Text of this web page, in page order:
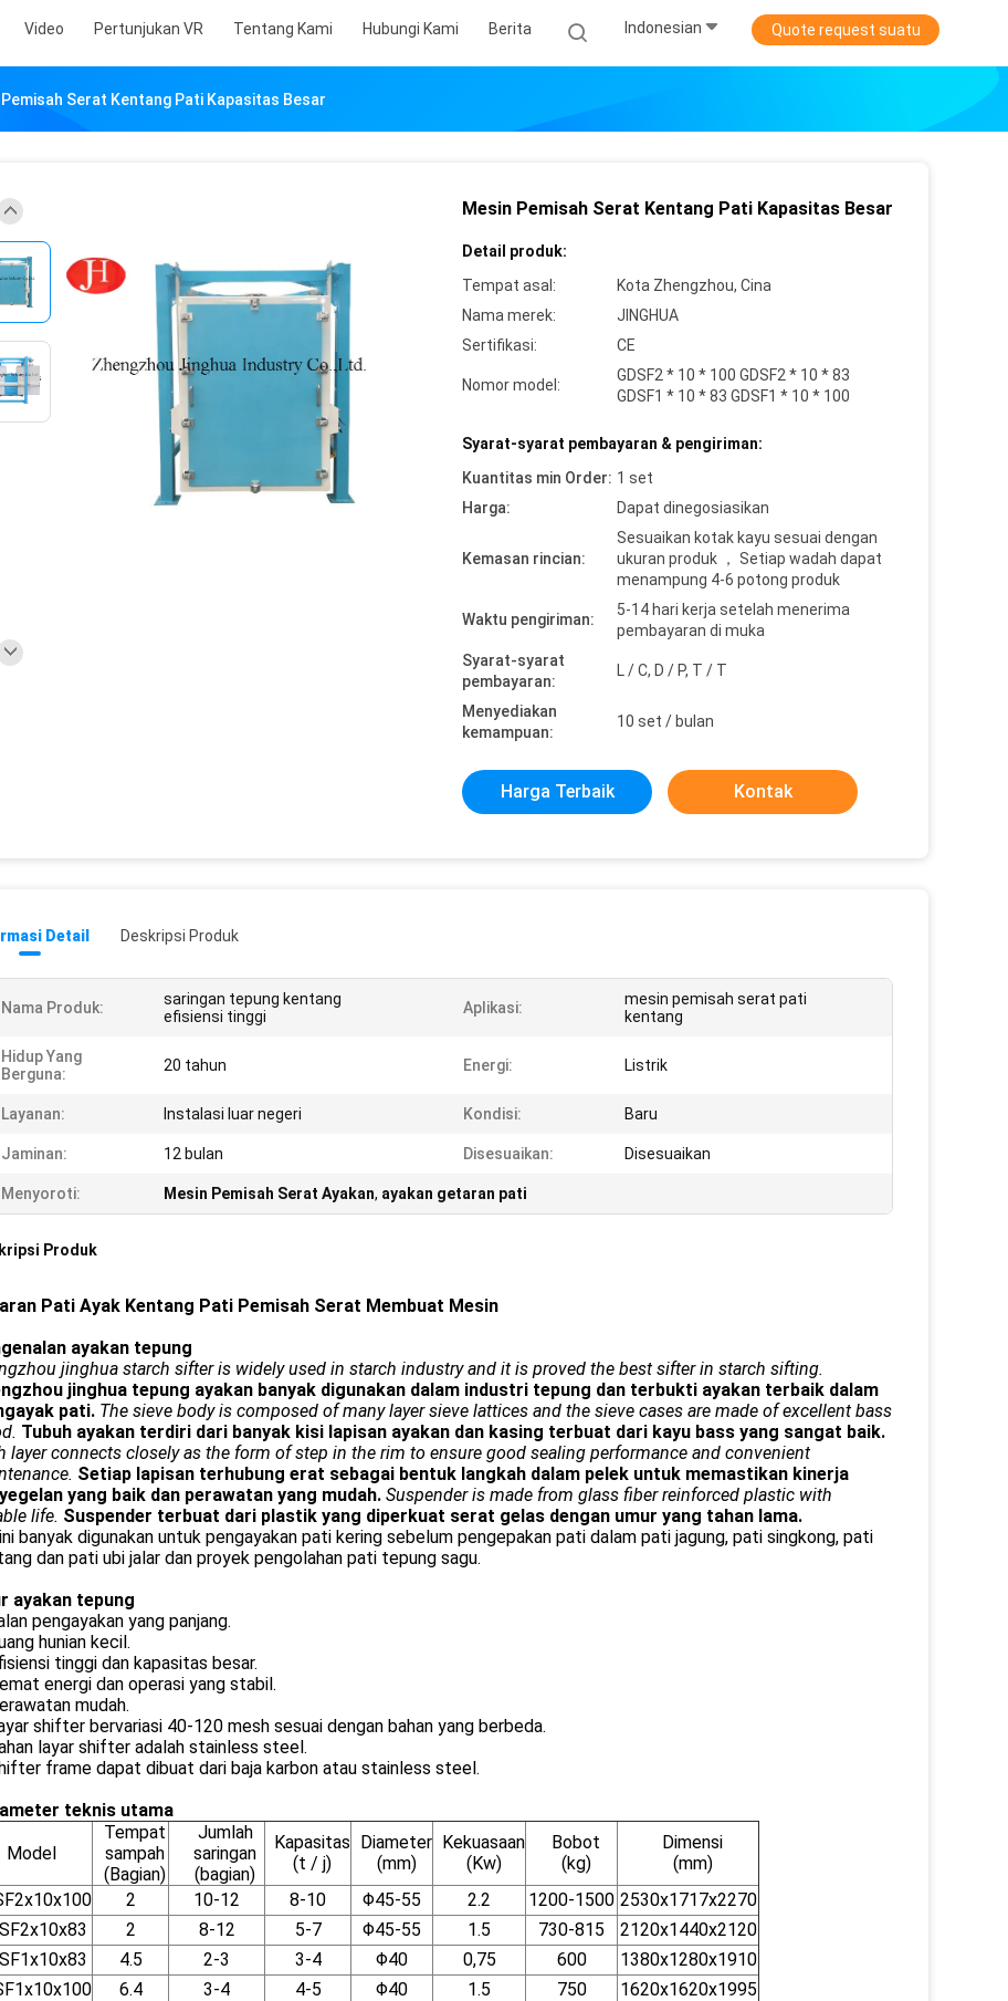
Video Pertunjukan VR Tentang Kami Hubungi Kami Berita Indonesian Quote request suatu
Pemisah Serat Kentang Pati Kapasitas Besar
Mesin Pemisah Serat Kentang Pati Kapasitas Besar
Detail produk:
Tempat asal:
Kota Zhengzhou, Cina
Nama merek:
JINGHUA
Sertifikasi:
CE
Nomor model:
GDSF2 * 10 * 100 GDSF2 * 10 * 83
GDSF1 * 10 * 83 GDSF1 * 10 * 100
Syarat-syarat pembayaran & pengiriman:
Kuantitas min Order: 1 set
Harga:
Dapat dinegosiasikan
Kemasan rincian:
Sesuaikan kotak kayu sesuai dengan
ukuran produk ， Setiap wadah dapat
menampung 4-6 potong produk
Waktu pengiriman:
5-14 hari kerja setelah menerima
pembayaran di muka
Syarat-syarat
pembayaran:
L / C, D / P, T / T
Menyediakan
kemampuan:
10 set / bulan
Harga Terbaik Kontak
Detail Deskripsi Produk
Nama Produk:
saringan tepung kentang
efisiensi tinggi
Aplikasi:
mesin pemisah serat pati
kentang
Hidup Yang
Berguna:
20 tahun Energi: Listrik
Layanan: Instalasi luar negeri Kondisi: Baru
Jaminan: 12 bulan Disesuaikan: Disesuaikan
Menyoroti: Mesin Pemisah Serat Ayakan, ayakan getaran pati
Produk
Pati Ayak Kentang Pati Pemisah Serat Membuat Mesin
ayakan tepung
jinghua starch sifter is widely used in starch industry and it is proved the best sifter in starch sifting.
jinghua tepung ayakan banyak digunakan dalam industri tepung dan terbukti ayakan terbaik dalam
pati. The sieve body is composed of many layer sieve lattices and the sieve cases are made of excellent bass
Tubuh ayakan terdiri dari banyak kisi lapisan ayakan dan kasing terbuat dari kayu bass yang sangat baik.
layer connects closely as the form of step in the rim to ensure good sealing performance and convenient
Setiap lapisan terhubung erat sebagai bentuk langkah dalam pelek untuk memastikan kinerja
yang baik dan perawatan yang mudah. Suspender is made from glass fiber reinforced plastic with
life. Suspender terbuat dari plastik yang diperkuat serat gelas dengan umur yang tahan lama.
banyak digunakan untuk pengayakan pati kering sebelum pengepakan pati dalam pati jagung, pati singkong, pati
dan pati ubi jalar dan proyek pengolahan pati tepung sagu.
ayakan tepung
pengayakan yang panjang.
hunian kecil.
tinggi dan kapasitas besar.
energi dan operasi yang stabil.
mudah.
shifter bervariasi 40-120 mesh sesuai dengan bahan yang berbeda.
layar shifter adalah stainless steel.
frame dapat dibuat dari baja karbon atau stainless steel.
teknis utama
Model
Tempat
sampah
(Bagian)
Jumlah
saringan
(bagian)
Kapasitas
(t / j)
Diameter
(mm)
Kekuasaan
(Kw)
Bobot
(kg)
Dimensi
(mm)
2 10-12 8-10 Φ45-55 2.2 1200-1500 2530x1717x2270
2 8-12 5-7 Φ45-55 1.5 730-815
2120x1440x2120
4.5 2-3 3-4 Φ40 0,75 600
1380x1280x1910
6.4 3-4 4-5 Φ40 1.5 750
1620x1620x1995